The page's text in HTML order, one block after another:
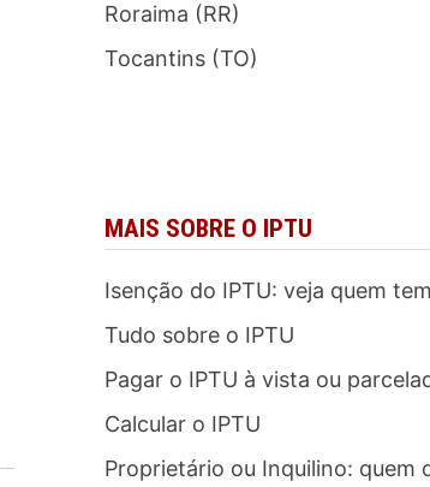
Roraima (RR)
Tocantins (TO)
MAIS SOBRE O IPTU
Isenção do IPTU: veja quem
Tudo sobre o IPTU
Pagar o IPTU à vista ou
Calcular o IPTU
Proprietário ou Inquilino: quem